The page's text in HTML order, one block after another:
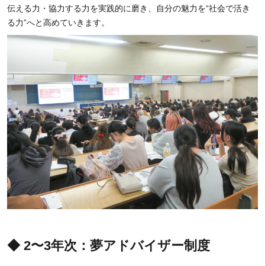
伝える力・協力する力を実践的に磨き、自分の魅力を“社会で活き
る力”へと高めていきます。
◆ 2〜3年次：夢アドバイザー制度